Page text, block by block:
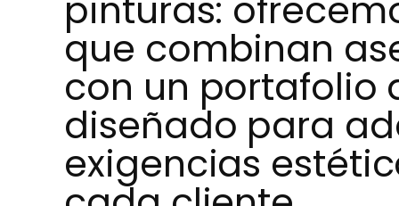
que combinan
con un portafolio
diseñado para
exigencias